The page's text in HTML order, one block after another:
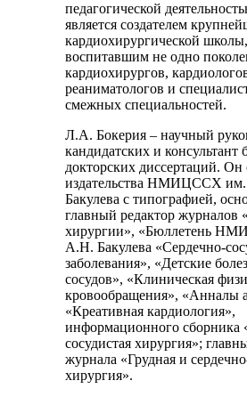
педагогической
является создателем
кардиохирургической школы,
воспитавшим не одно
кардиохирургов,
реаниматологов и
смежных специальностей.
Л.А. Бокерия – научный
кандидатских и консультант
докторских диссертаций. Он
издательства НМИЦССХ
Бакулева с типографией,
главный редактор журналов
хирургии», «Бюллетень
А.Н. Бакулева «Сердечно-
заболевания», «Детские
сосудов», «Клиническая
кровообращения», «Анналы
«Креативная кардиология»,
информационного сборника
сосудистая хирургия»;
журнала «Грудная и
хирургия».